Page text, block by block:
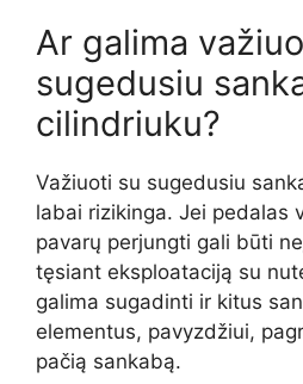
Ar galima
sugedusiu
cilindriuku?
Važiuoti su sugedusiu
labai rizikinga. Jei pedalas
pavarų perjungti gali būti
tęsiant eksploataciją su
galima sugadinti ir kitus
elementus, pavyzdžiui,
pačią sankabą.